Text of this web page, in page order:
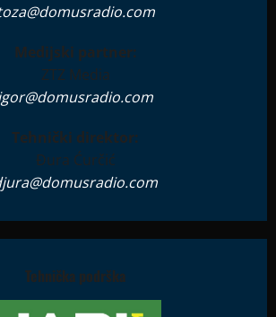
Medijski partner:
ZTZ Media
Tehnički direktor:
Đura Ćurčić
Tehnička podrška